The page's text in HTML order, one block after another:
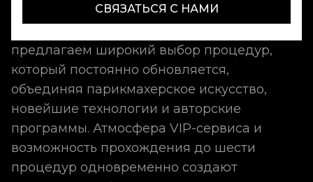
СВЯЗАТЬСЯ С НАМИ
сервис, неповторимая атмосфера и
предлагаем широкий выбор процедур,
который постоянно обновляется,
объединяя парикмахерское искусство,
новейшие технологии и авторские
программы. Атмосфера VIP-сервиса и
возможность прохождения до шести
процедур одновременно создают